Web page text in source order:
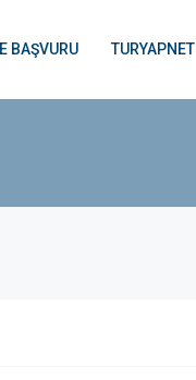
BAŞVURU TURYAPNET